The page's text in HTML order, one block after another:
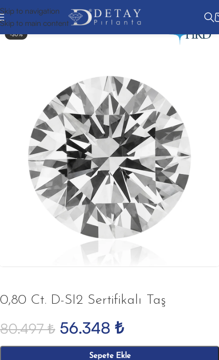
Skip to navigation
Skip to main content
-30%
0,80 Ct. D-SI2 Sertifikalı Taş
80.497₺ 56.348 ₺
Sepete Ekle